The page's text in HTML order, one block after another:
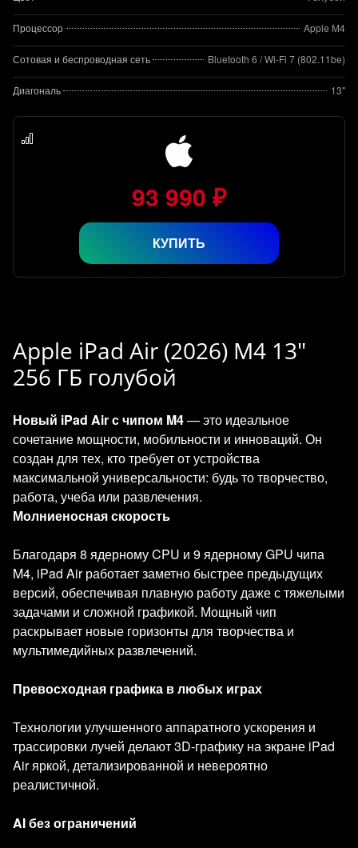
Процессор Apple M4
Сотовая и беспроводная сеть Bluetooth 6 / Wi‑Fi 7 (802.11be)
Диагональ 13"
93 990 ₽
КУПИТЬ
Apple iPad Air (2026) M4 13"
256 ГБ голубой
Новый iPad Air с чипом M4— это идеальное
сочетание мощности, мобильности и инноваций. Он
создан для тех, кто требует от устройства
максимальной универсальности: будь то творчество,
работа, учеба или развлечения.
Молниеносная скорость
Благодаря 8 ядерному CPU и 9 ядерному GPU чипа
M4, iPad Air работает заметно быстрее предыдущих
версий, обеспечивая плавную работу даже с тяжелыми
задачами и сложной графикой. Мощный чип
раскрывает новые горизонты для творчества и
мультимедийных развлечений.
Превосходная графика в любых играх
Технологии улучшенного аппаратного ускорения и
трассировки лучей делают 3D-графику на экране iPad
Air яркой, детализированной и невероятно
реалистичной.
AI без ограничений